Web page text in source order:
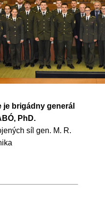
brigádny generál
PhD.
síl gen. M. R.